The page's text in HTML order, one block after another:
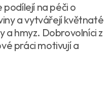
podílejí na péči o
a vytvářejí květnaté
a hmyz. Dobrovolníci z
práci motivují a